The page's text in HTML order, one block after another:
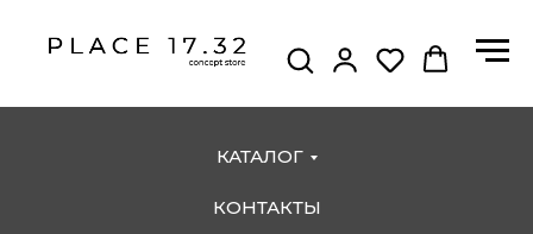
КАТАЛОГ
КОНТАКТЫ